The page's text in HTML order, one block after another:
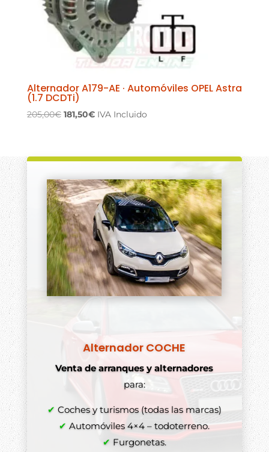
Alternador A179-AE · Automóviles OPEL Astra
(1.7 DCDTi)
205,00€ El
era:
181,50€El
es:
IVA Incluido
Alternador COCHE
Venta de arranques y alternadores
para:
✔ Coches y turismos (todas las marcas)
✔ Automóviles 4×4 – todoterreno.
✔ Furgonetas.